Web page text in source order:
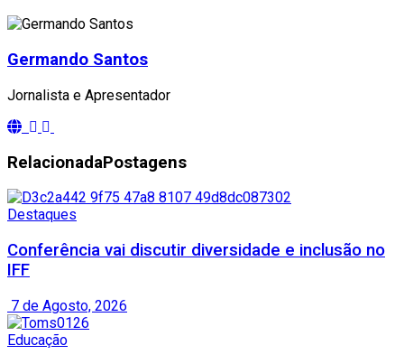
Germando Santos
Jornalista e Apresentador
RelacionadaPostagens
Destaques
Conferência vai discutir diversidade e inclusão no
IFF
7 de Agosto, 2026
Educação